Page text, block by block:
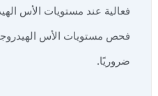
فعالية عند مستويات الأس
فحص مستويات الأس
ضروريًا.